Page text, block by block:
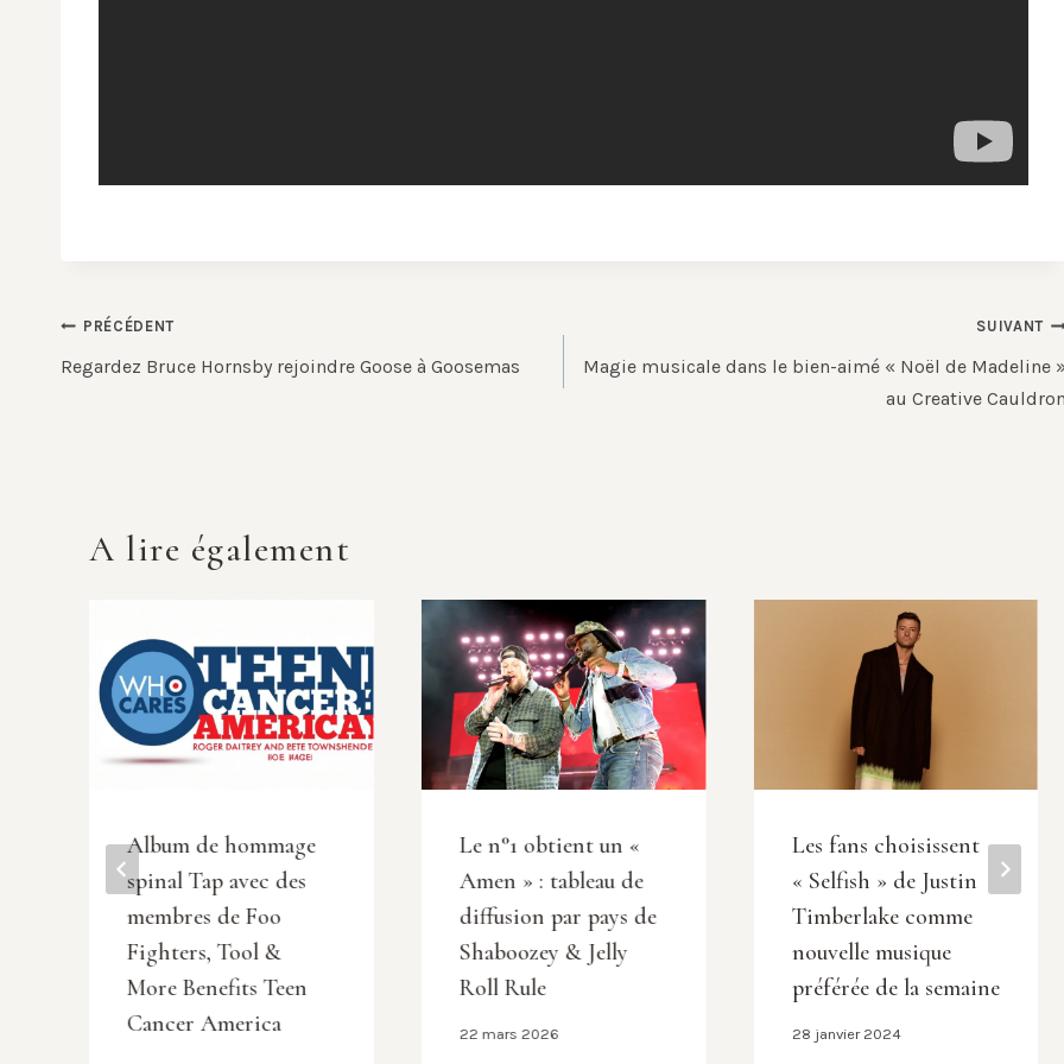
Navigation
de
PRÉCÉDENT
Regardez Bruce Hornsby rejoindre Goose à Goosemas
SUIVANT
Magie musicale dans le bien-aimé « Noël de Madeline
au Creative
A lire également
Album de hommage
spinal Tap avec des
membres de Foo
Fighters, Tool &
More Benefits Teen
Cancer America
Le n°1 obtient un «
Amen » : tableau de
diffusion par pays de
Shaboozey & Jelly
Roll Rule
22 mars 2026
Les fans choisissent
« Selfish » de Justin
Timberlake comme
nouvelle musique
préférée de la semaine
28 janvier 2024